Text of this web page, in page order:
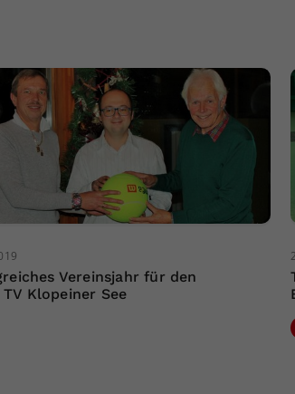
Vereinsjahr für den
TV Klopeiner See